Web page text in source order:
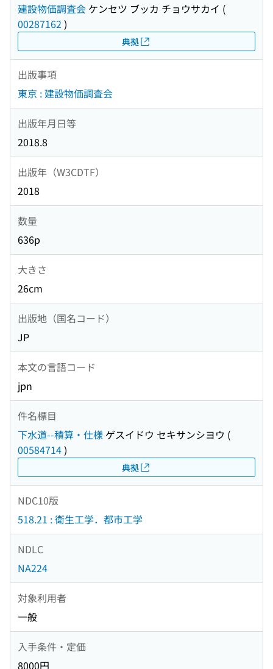
建設物価調査会 ケンセツ ブッカ チョウサカイ (
00287162 )
典拠
出版事項
東京 : 建設物価調査会
出版年月日等
2018.8
出版年（W3CDTF）
2018
数量
636p
大きさ
26cm
出版地（国名コード）
JP
本文の言語コード
jpn
件名標目
下水道--積算・仕様 ゲスイドウ セキサンシヨウ (
00584714)
典拠
NDC10版
518.21 : 衛生工学．都市工学
NDLC
NA224
対象利用者
一般
入手条件・定価
8000円